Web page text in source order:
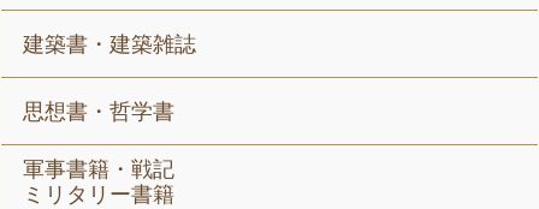
建築書・建築雑誌
思想書・哲学書
軍事書籍・戦記
ミリタリー書籍